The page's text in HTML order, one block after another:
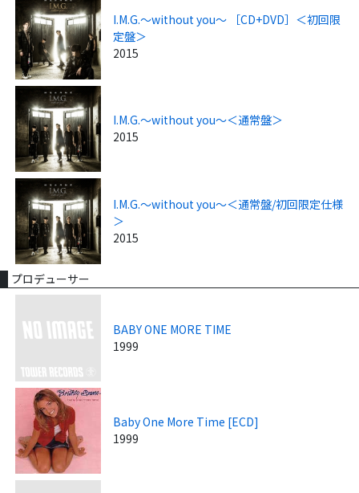
I.M.G.～without you～ ［CD+DVD］＜初回限
定盤＞
2015
I.M.G.～without you～＜通常盤＞
2015
I.M.G.～without you～＜通常盤/初回限定仕様
＞
2015
プロデューサー
BABY ONE MORE TIME
1999
Baby One More Time [ECD]
1999